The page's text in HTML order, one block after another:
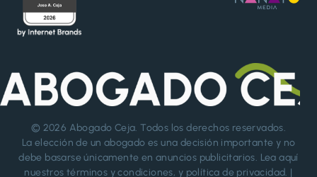
© 2026 Abogado Ceja. Todos los derechos reservados.
La elección de un abogado es una decisión importante y no
debe basarse únicamente en anuncios publicitarios. Lea aquí
nuestrostérminos y condiciones, y política de privacidad. |